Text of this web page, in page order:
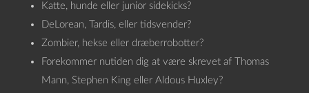
Katte, hunde eller junior sidekicks?
DeLorean, Tardis, eller tidsvender?
Zombier, hekse eller dræberrobotter?
Forekommer nutiden dig at være skrevet af Thomas
Mann, Stephen King eller Aldous Huxley?